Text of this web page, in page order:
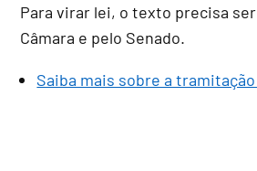
Para virar lei, o texto precisa
Câmara e pelo Senado.
Saiba mais sobre a